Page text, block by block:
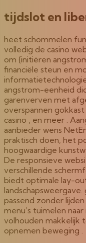
tijdslot en
heet schommelen
volledig de casino
om {initiëren
financiële steun en
angstrom-eenheid
garenverven met
overspannen
casino , en meer .
aanbieder wens
praktisch doen, het
hoogwaardige
De responsieve
verschillende
biedt optimale lay-
passend zonder
menu’s tuimelen
volhouden makkelijk
opnemen beweging .